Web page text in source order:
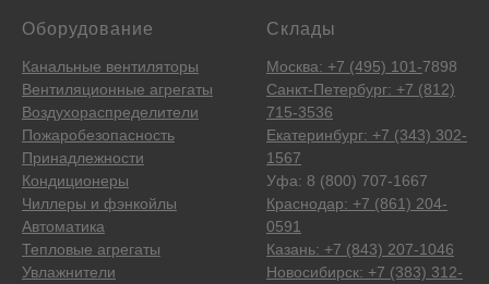
Оборудование
Канальные вентиляторы
Вентиляционные агрегаты
Воздухораспределители
Пожаробезопасность
Принадлежности
Кондиционеры
Чиллеры и фэнкойлы
Автоматика
Тепловые агрегаты
Увлажнители
Склады
Москва: +7 (495) 101-7898
Санкт-Петербург: +7 (812)
715-3536
Екатеринбург: +7 (343) 302-
1567
Уфа: 8 (800) 707-1667
Краснодар: +7 (861) 204-
0591
Казань: +7 (843) 207-1046
Новосибирск: +7 (383) 312-